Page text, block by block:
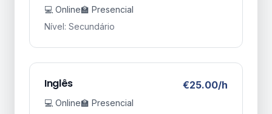
💻 Online🏫 Presencial
Nível: Secundário
Inglês €25.00/h
💻 Online🏫 Presencial